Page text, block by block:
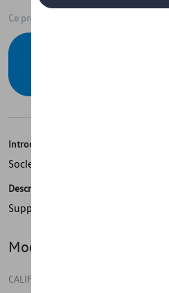
Ce produit n'est actuellement pas de
Introduction
Socle en caoutchouc
Description
Supports en caoutchouc en haut
Modèle(s)
CALIFORNIA